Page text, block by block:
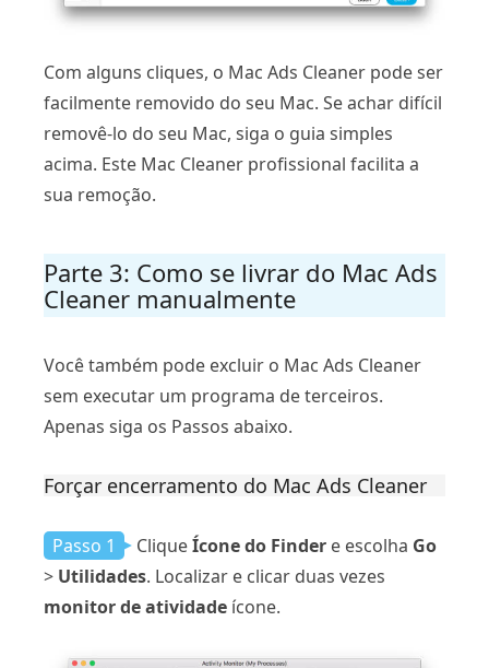
Com alguns cliques, o Mac Ads Cleaner pode ser
facilmente removido do seu Mac. Se achar difícil
removê-lo do seu Mac, siga o guia simples
acima. Este Mac Cleaner profissional facilita a
sua remoção.
Parte 3: Como se livrar do Mac Ads
Cleaner manualmente
Você também pode excluir o Mac Ads Cleaner
sem executar um programa de terceiros.
Apenas siga os Passos abaixo.
Forçar encerramento do Mac Ads Cleaner
Passo 1 CliqueÍcone do Finder e escolha Go
> Utilidades. Localizar e clicar duas vezes
monitor de atividade ícone.